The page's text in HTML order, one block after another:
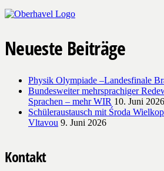
Neueste Beiträge
Physik Olympiade –Landesfinale
Bundesweiter mehrsprachiger
Sprachen – mehr WIR 10. Juni 2026
Schüleraustausch mit Środa
Vltavou 9. Juni 2026
Kontakt